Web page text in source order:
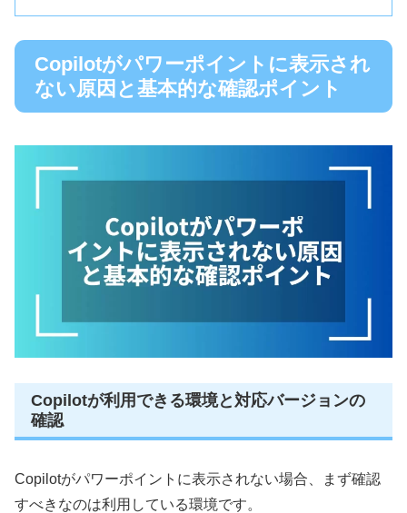
Copilotがパワーポイントに表示され
ない原因と基本的な確認ポイント
Copilotが利用できる環境と対応バージョンの
確認
Copilotがパワーポイントに表示されない場合、まず確認
すべきなのは利用している環境です。